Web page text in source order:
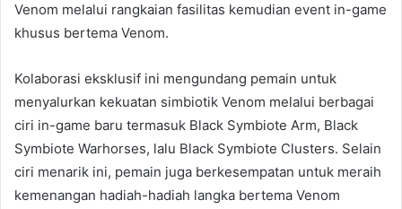
Venom melalui rangkaian fasilitas kemudian event in-game
khusus bertema Venom.
Kolaborasi eksklusif ini mengundang pemain untuk
menyalurkan kekuatan simbiotik Venom melalui berbagai
ciri in-game baru termasuk Black Symbiote Arm, Black
Symbiote Warhorses, lalu Black Symbiote Clusters. Selain
ciri menarik ini, pemain juga berkesempatan untuk meraih
kemenangan hadiah-hadiah langka bertema Venom